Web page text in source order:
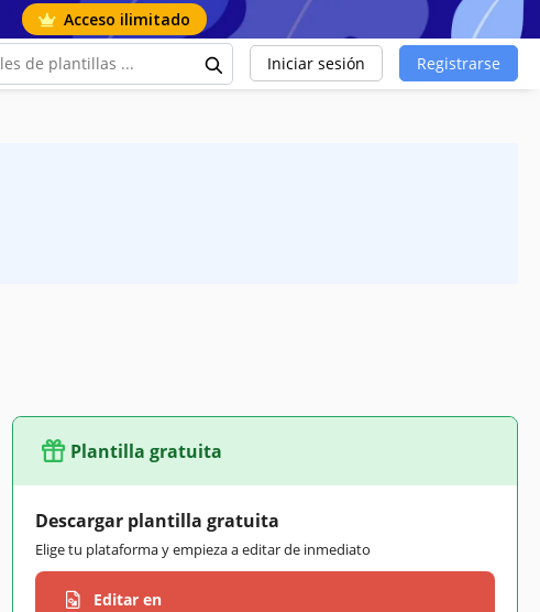
Acceso ilimitado
Iniciar sesión Registrarse
Plantilla gratuita
Descargar plantilla gratuita
Elige tu plataforma y empieza a editar de inmediato
Editar en